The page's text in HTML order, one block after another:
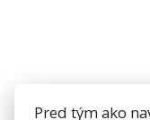
Pred tým ako